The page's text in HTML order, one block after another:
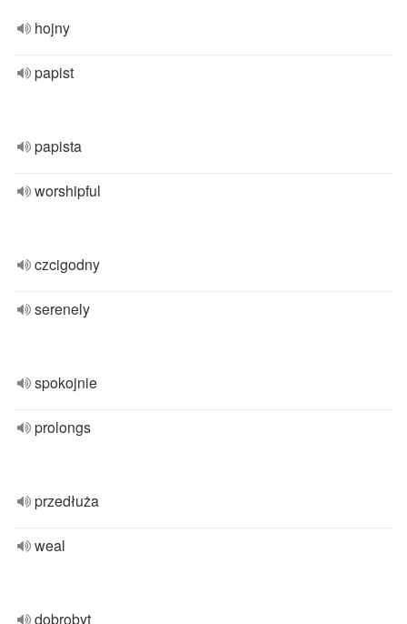
hojny
papist
papista
worshipful
czcigodny
serenely
spokojnie
prolongs
przedłuża
weal
dobrobyt